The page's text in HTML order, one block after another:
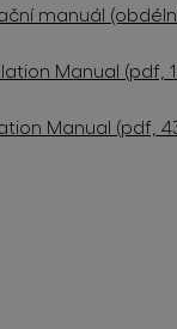
manuál
Manual (pdf,
Manual (pdf,